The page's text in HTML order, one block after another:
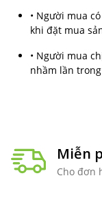
• Người mua
khi đặt mua
• Người mua
nhầm lần
Miễn
Cho đơn